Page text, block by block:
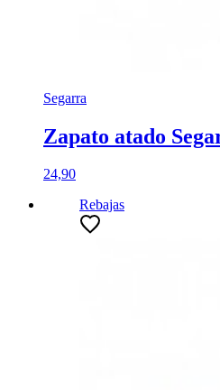
Segarra
Zapato atado
24,90
Rebajas